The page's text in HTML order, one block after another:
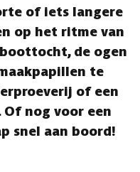
of iets langere
op het ritme van
de ogen
te
of een
Of nog voor een
snel aan boord!